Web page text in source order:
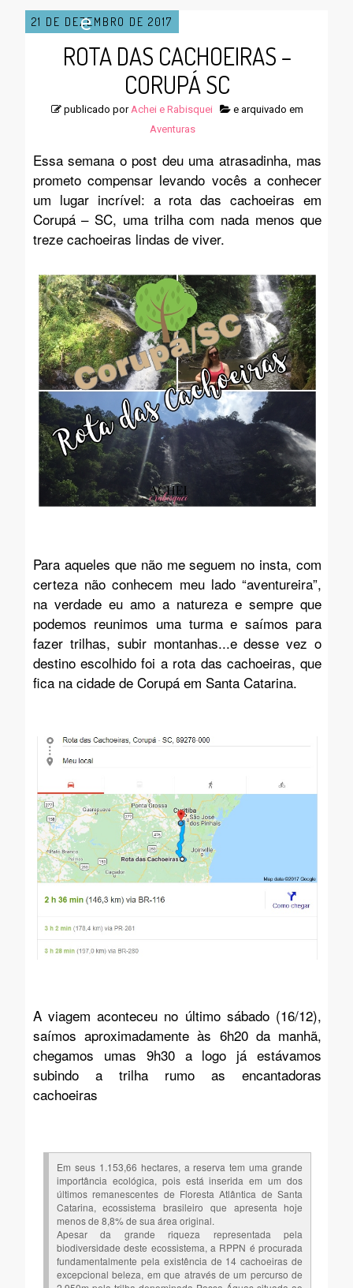
e
n
21 DE DEZEMBRO DE 2017
ROTA DAS CACHOEIRAS –
CORUPÁ SC
publicado por Achei e Rabisquei
e arquivado em
Aventuras
Essa semana o post deu uma atrasadinha, mas
prometo compensar levando vocês a conhecer
um lugar incrível: a rota das cachoeiras em
Corupá – SC, uma trilha com nada menos que
treze cachoeiras lindas de viver.
Para aqueles que não me seguem no insta, com
certeza não conhecem meu lado “aventureira”,
na verdade eu amo a natureza e sempre que
podemos reunimos uma turma e saímos para
fazer trilhas, subir montanhas...e desse vez o
destino escolhido foi a rota das cachoeiras, que
fica na cidade de Corupá em Santa Catarina.
A viagem aconteceu no último sábado (16/12),
saímos aproximadamente às 6h20 da manhã,
chegamos umas 9h30 a logo já estávamos
subindo a trilha rumo as encantadoras
cachoeiras
Em seus 1.153,66 hectares, a reserva tem uma grande
importância ecológica, pois está inserida em um dos
últimos remanescentes de Floresta Atlântica de Santa
Catarina, ecossistema brasileiro que apresenta hoje
menos de 8,8% de sua área original.
Apesar da grande riqueza representada pela
biodiversidade deste ecossistema, a RPPN é procurada
fundamentalmente pela existência de 14 cachoeiras de
excepcional beleza, em que através de um percurso de